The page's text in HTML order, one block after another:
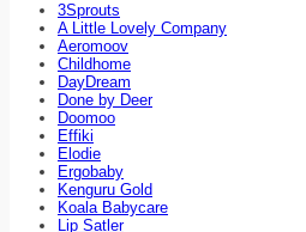
3Sprouts
A Little Lovely Company
Aeromoov
Childhome
DayDream
Done by Deer
Doomoo
Effiki
Elodie
Ergobaby
Kenguru Gold
Koala Babycare
Lip Satler